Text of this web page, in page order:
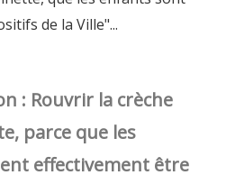
de la Ville"...
: Rouvrir la crèche
parce que les
effectivement être